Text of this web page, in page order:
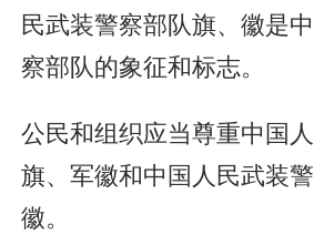
民武装警察部队旗、徽是
察部队的象征和标志。
公民和组织应当尊重中国
旗、军徽和中国人民武装警
徽。